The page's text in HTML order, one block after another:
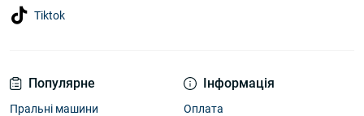
Популярне
Пральні машини
Інформація
Оплата
Tiktok